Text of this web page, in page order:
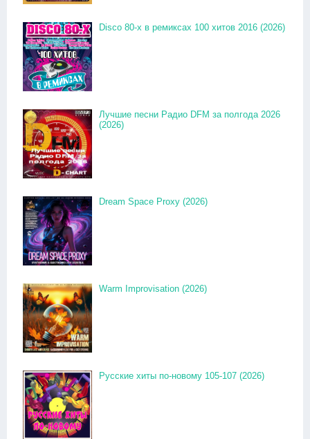
Disco 80-x в ремиксах 100 хитов 2016 (2026)
Лучшие песни Радио DFM за полгода 2026
(2026)
Dream Space Proxy (2026)
Warm Improvisation (2026)
Русские хиты по-новому 105-107 (2026)